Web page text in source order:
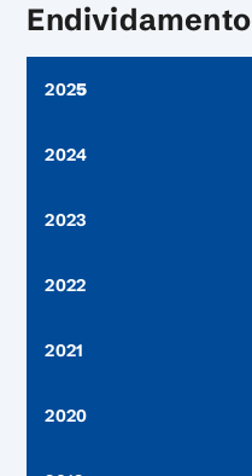
Endividamento
2025
2024
2023
2022
2021
2020